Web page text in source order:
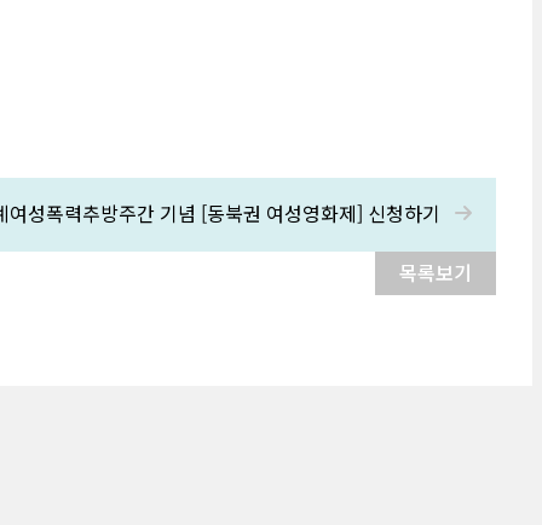
여성폭력추방주간 기념 [동북권 여성영화제] 신청하기
목록보기